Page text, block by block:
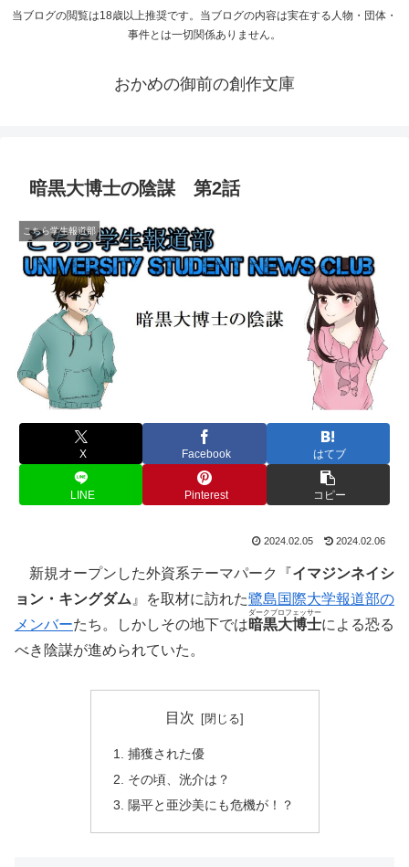
当ブログの閲覧は18歳以上推奨です。当ブログの内容は実在する人物・団体・
事件とは一切関係ありません。
おかめの御前の創作文庫
暗黒大博士の陰謀 第2話
こちら学生報道部
X Facebook はてブ
LINE Pinterest コピー
2024.02.05 2024.02.06
新規オープンした外資系テーマパーク『イマジンネイシ
ョン・キングダム 』を取材に訪れた鷺島国際大学報道部の
メンバーたち。しかしその地下では暗黒大博士
ダークプロフェッサー
による恐る
べき陰謀が進められていた。
目次
捕獲された優
その頃、洸介は？
陽平と亜沙美にも危機が！？